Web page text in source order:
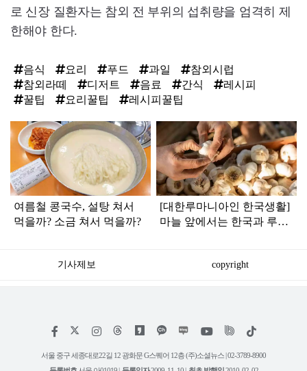
로 신장 질환자는 참외 전 부위의 섭취량을 엄격히 제
한해야 한다.
음식 요리 푸드 과일
참외시럽
참외라떼
디저트 음료 간식
레시피
꿀팁
요리꿀팁 레시피꿀팁
탑
라
인
여름철 콩국수, 설탕 쳐서
먹을까? 소금 쳐서 먹을까?
[대한루마니아인 한국생활]
마늘 앞에서는 한국과 루마
기사제보 copyright
페
스
북
인
타
그
위
트
리
틱
서울 중구 세종대로22길 12 광화문 G스퀘어 12층 (주)소셜뉴스 | 02-3789-8900